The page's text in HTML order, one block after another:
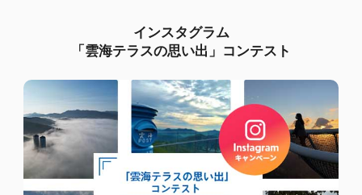
インスタグラム
「雲海テラスの思い出」コンテスト